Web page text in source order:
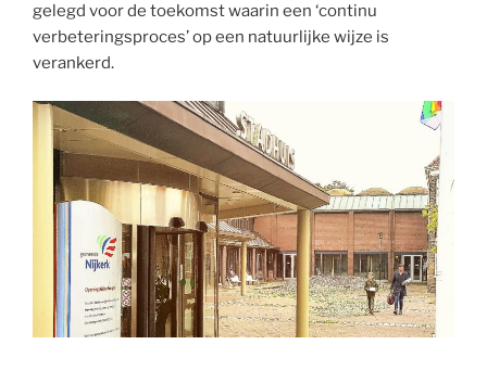
gelegd voor de toekomst waarin een ‘continu
verbeteringsproces’ op een natuurlijke wijze is
verankerd.